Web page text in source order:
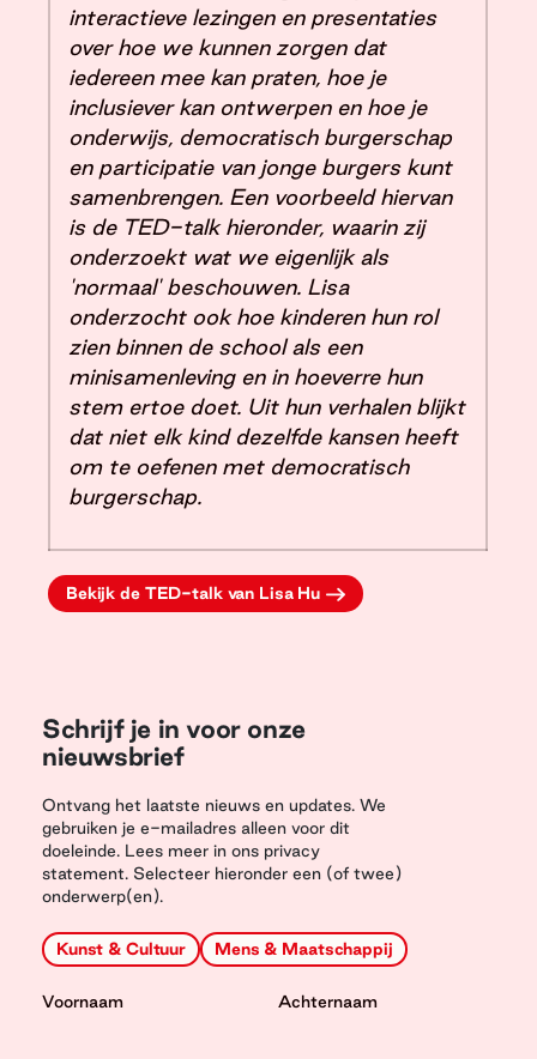
interactieve lezingen en presentaties
over hoe we kunnen zorgen dat
iedereen mee kan praten, hoe je
inclusiever kan ontwerpen en hoe je
onderwijs, democratisch burgerschap
en participatie van jonge burgers kunt
samenbrengen. Een voorbeeld hiervan
is de TED-talk hieronder, waarin zij
onderzoekt wat we eigenlijk als
'normaal' beschouwen. Lisa
onderzocht ook hoe kinderen hun rol
zien binnen de school als een
minisamenleving en in hoeverre hun
stem ertoe doet. Uit hun verhalen blijkt
dat niet elk kind dezelfde kansen heeft
om te oefenen met democratisch
burgerschap.
Bekijk de TED-talk van Lisa Hu
Schrijf je in voor onze
nieuwsbrief
Ontvang het laatste nieuws en updates. We
gebruiken je e-mailadres alleen voor dit
doeleinde. Lees meer in ons privacy
statement. Selecteer hieronder een (of twee)
onderwerp(en).
Kunst & Cultuur Mens & Maatschappij
Voornaam Achternaam